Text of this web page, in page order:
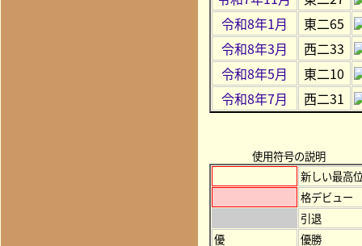
令和8年1月
東二65
令和8年3月
西二33
令和8年5月
東二10
令和8年7月
西二31
使用符号の説明
新しい最高
格デビュー
引退
優
優勝